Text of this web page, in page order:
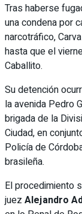
Tras haberse
una condena por
narcotráfico,
hasta que el
Caballito.
Su detención
la avenida Pedro
brigada de la
Ciudad, en
Policía de
brasileña.
El procedimiento
juez Alejandro